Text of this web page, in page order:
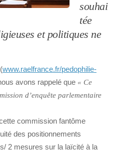
souhai
tée
et politiques ne
www.raelfrance.fr/pedophilie-
avons rappelé que « Ce
d’enquête parlementaire
commission fantôme
des positionnements
2 mesures sur la laïcité à la